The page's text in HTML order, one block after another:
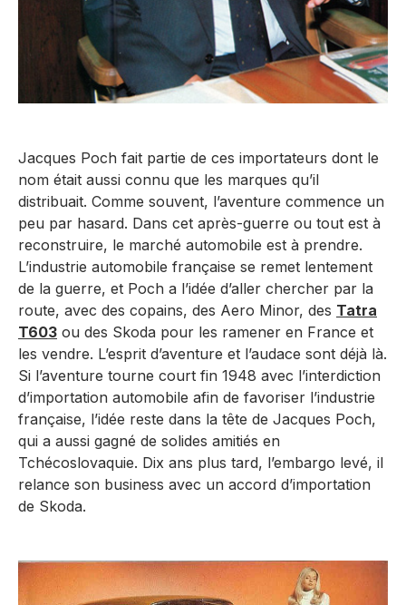
Jacques Poch fait partie de ces importateurs dont le
nom était aussi connu que les marques qu’il
distribuait. Comme souvent, l’aventure commence un
peu par hasard. Dans cet après-guerre ou tout est à
reconstruire, le marché automobile est à prendre.
L’industrie automobile française se remet lentement
de la guerre, et Poch a l’idée d’aller chercher par la
route, avec des copains, des Aero Minor, des Tatra
T603 ou des Skoda pour les ramener en France et
les vendre. L’esprit d’aventure et l’audace sont déjà là.
Si l’aventure tourne court fin 1948 avec l’interdiction
d’importation automobile afin de favoriser l’industrie
française, l’idée reste dans la tête de Jacques Poch,
qui a aussi gagné de solides amitiés en
Tchécoslovaquie. Dix ans plus tard, l’embargo levé, il
relance son business avec un accord d’importation
de Skoda.